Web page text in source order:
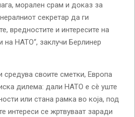
морален срам и доказ за
секретар да ги
вредностите и интересите на
на НАТО“, заклучи Берлинер
своите сметки, Европа
дилема: дали НАТО е сè уште
или стана рамка во која, под
интереси се жртвуваат заради